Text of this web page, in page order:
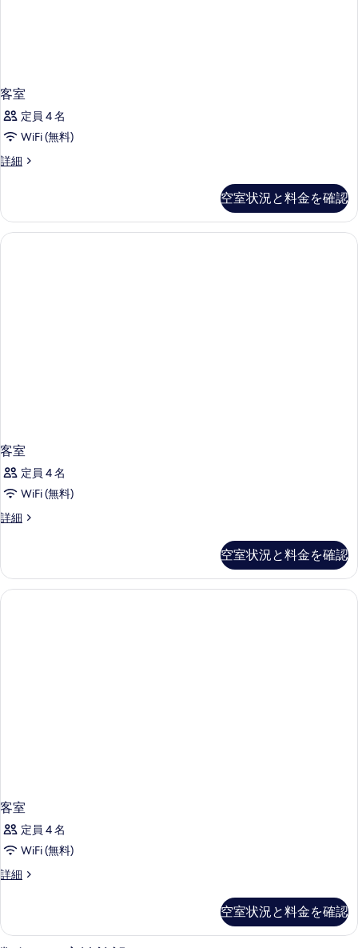
べ
て
の
写
表
示
詳
客室
定員 4 名
WiFi (無料)
詳細
客
細
空室状況と料金を確認
客室
定員 4 名
WiFi (無料)
詳細
客
細
空室状況と料金を確認
客室
定員 4 名
WiFi (無料)
詳細
客
細
空室状況と料金を確認